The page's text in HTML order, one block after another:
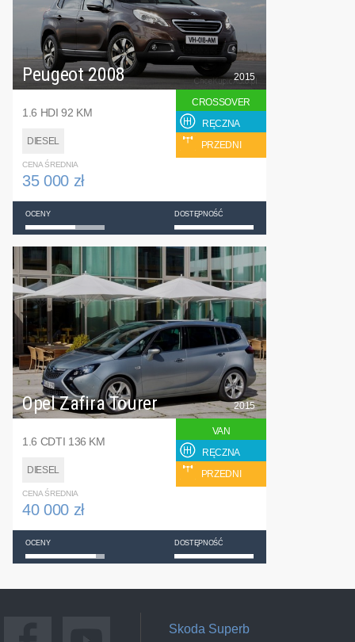
Peugeot 2008
1.6 HDI 92 KM
DIESEL
2015
CROSSOVER
RĘCZNA
PRZEDNI
CENA ŚREDNIA
35 000 zł
OCENY DOSTĘPNOŚĆ
Opel Zafira Tourer
1.6 CDTI 136 KM
DIESEL
2015
VAN
RĘCZNA
PRZEDNI
CENA ŚREDNIA
40 000 zł
OCENY DOSTĘPNOŚĆ
Skoda Superb